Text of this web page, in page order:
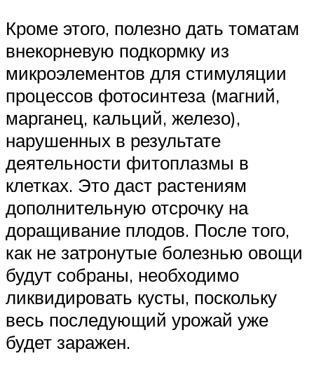
Кроме этого, полезно дать томатам
внекорневую подкормку из
микроэлементов для стимуляции
процессов фотосинтеза (магний,
марганец, кальций, железо),
нарушенных в результате
деятельности фитоплазмы в
клетках. Это даст растениям
дополнительную отсрочку на
доращивание плодов. После того,
как не затронутые болезнью овощи
будут собраны, необходимо
ликвидировать кусты, поскольку
весь последующий урожай уже
будет заражен.